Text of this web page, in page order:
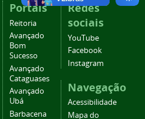
Portais
Reitoria
Avançado
Bom
Sucesso
Avançado
Cataguases
Avançado
Ubá
Barbacena
Redes
sociais
YouTube
Facebook
Instagram
Navegação
Acessibilidade
Mapa do